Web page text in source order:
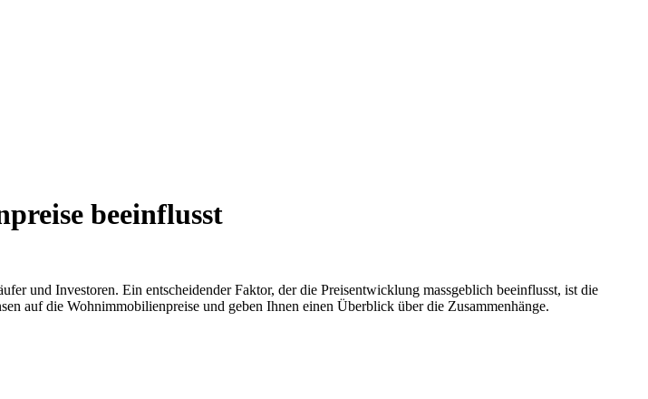
beeinflusst
und Investoren. Ein entscheidender Faktor, der die Preisentwicklung massgeblich beeinflusst, ist die
auf die Wohnimmobilienpreise und geben Ihnen einen Überblick über die Zusammenhänge.